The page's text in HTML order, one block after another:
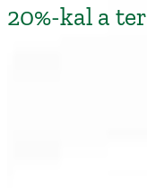
20%-kal a